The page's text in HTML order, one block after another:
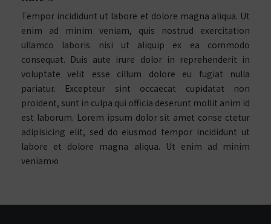
Tempor incididunt ut labore et dolore magna aliqua. Ut
enim ad minim veniam, quis nostrud exercitation
ullamco laboris nisi ut aliquip ex ea commodo
consequat. Duis aute irure dolor in reprehenderit in
voluptate velit esse cillum dolore eu fugiat nulla
pariatur. Excepteur sint occaecat cupidatat non
proident, sunt in culpa qui officia deserunt mollit anim id
est laborum. Lorem ipsum dolor sit amet conse ctetur
adipisicing elit, sed do eiusmod tempor incididunt ut
labore et dolore magna aliqua. Ut enim ad minim
veniamю